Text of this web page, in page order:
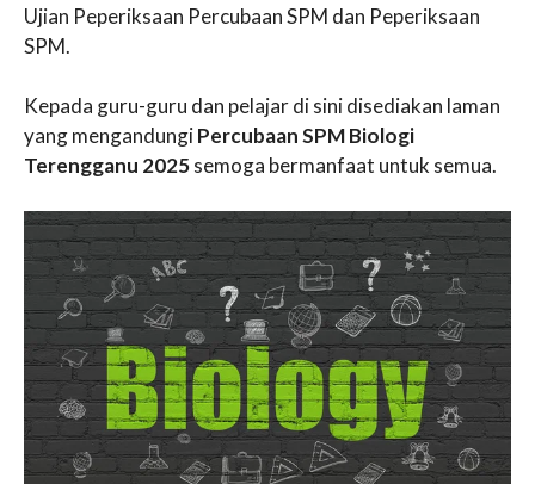
Ujian Peperiksaan Percubaan SPM dan Peperiksaan
SPM.
Kepada guru-guru dan pelajar di sini disediakan laman
yang mengandungiPercubaan SPM Biologi
Terengganu 2025semoga bermanfaat untuk semua.